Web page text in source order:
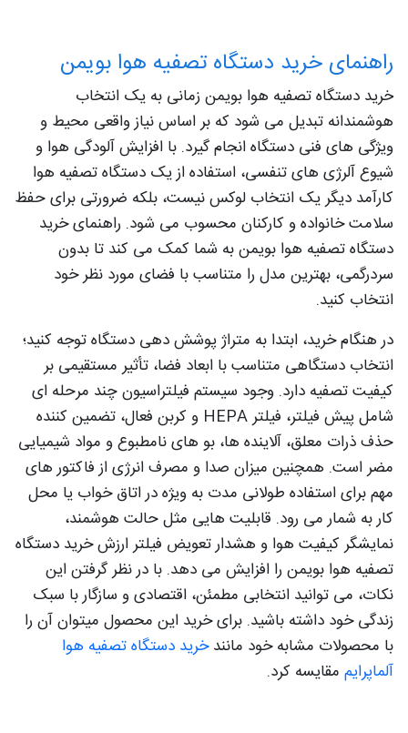
راهنمای خرید دستگاه تصفیه هوا بویمن
خرید دستگاه تصفیه هوا بویمن زمانی به یک انتخاب
هوشمندانه تبدیل می‌ شود که بر اساس نیاز واقعی محیط و
ویژگی‌ های فنی دستگاه انجام گیرد. با افزایش آلودگی هوا و
شیوع آلرژی‌ های تنفسی، استفاده از یک دستگاه تصفیه هوا
کارآمد دیگر یک انتخاب لوکس نیست، بلکه ضرورتی برای حفظ
سلامت خانواده و کارکنان محسوب می‌ شود. راهنمای خرید
دستگاه تصفیه هوا بویمن به شما کمک می‌ کند تا بدون
سردرگمی، بهترین مدل را متناسب با فضای مورد نظر خود
انتخاب کنید.
در هنگام خرید، ابتدا به متراژ پوشش‌ دهی دستگاه توجه کنید؛
انتخاب دستگاهی متناسب با ابعاد فضا، تأثیر مستقیمی بر
کیفیت تصفیه دارد. وجود سیستم فیلتراسیون چند مرحله‌ ای
شامل پیش‌ فیلتر، فیلتر HEPA و کربن فعال، تضمین‌ کننده
حذف ذرات معلق، آلاینده‌ ها، بو های نامطبوع و مواد شیمیایی
مضر است. همچنین میزان صدا و مصرف انرژی از فاکتور های
مهم برای استفاده طولانی‌ مدت به‌ ویژه در اتاق خواب یا محل
کار به شمار می‌ رود. قابلیت‌ هایی مثل حالت هوشمند،
نمایشگر کیفیت هوا و هشدار تعویض فیلتر ارزش خرید دستگاه
تصفیه هوا بویمن را افزایش می‌ دهد. با در نظر گرفتن این
نکات، می‌ توانید انتخابی مطمئن، اقتصادی و سازگار با سبک
زندگی خود داشته باشید. برای خرید این محصول میتوان آن را
با محصولات مشابه خود مانندخرید دستگاه تصفیه هوا
آلماپرایم مقایسه کرد.